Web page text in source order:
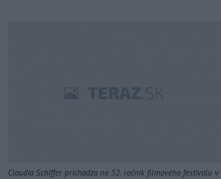
Claudia Schiffer prichádza na 52. ročník filmového festivalu v